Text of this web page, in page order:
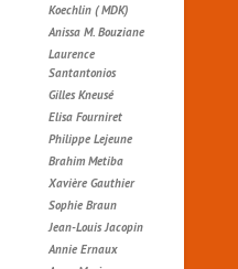
Koechlin ( MDK)
Anissa M. Bouziane
Laurence
Santantonios
Gilles Kneusé
Elisa Fourniret
Philippe Lejeune
Brahim Metiba
Xavière Gauthier
Sophie Braun
Jean-Louis Jacopin
Annie Ernaux